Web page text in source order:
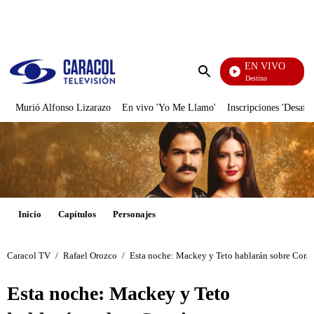
Enviar
EN VIVO
El Juego De Mi Destino
Murió Alfonso Lizarazo En vivo 'Yo Me Llamo' Inscripciones
Inicio Capítulos Personajes
Caracol TV / Rafael Orozco / Esta noche: Mackey y Teto hablarán sobre
Esta noche: Mackey y Teto